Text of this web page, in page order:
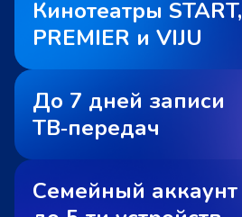
Кинотеатры START,
PREMIER и VIJU
До 7 дней записи
ТВ‑передач
Семейный аккаунт